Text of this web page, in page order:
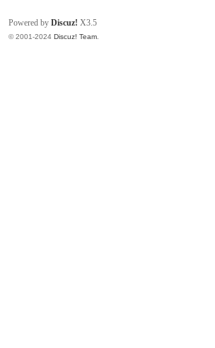
Powered by Discuz! X3.5
© 2001-2024 Discuz! Team